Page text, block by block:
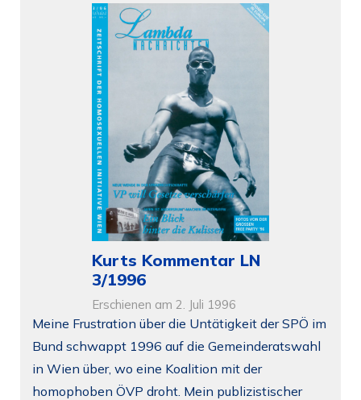
Kurts Kommentar LN
3/1996
Erschienen am 2. Juli 1996
Meine Frustration über die Untätigkeit der SPÖ im
Bund schwappt 1996 auf die Gemeinderatswahl
in Wien über, wo eine Koalition mit der
homophoben ÖVP droht. Mein publizistischer